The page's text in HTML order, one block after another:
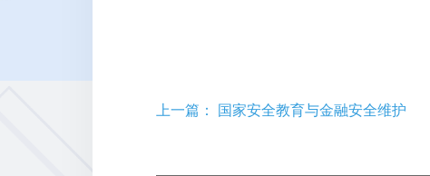
上一篇： 国家安全教育与金融安全维护